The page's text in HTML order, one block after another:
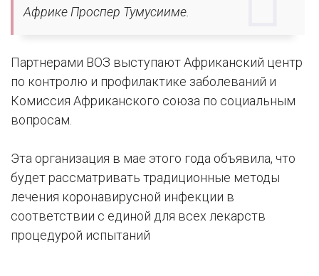
Африке Проспер Тумусииме.
Партнерами ВОЗ выступают Африканский центр
по контролю и профилактике заболеваний и
Комиссия Африканского союза по социальным
вопросам.
Эта организация в мае этого года объявила, что
будет рассматривать традиционные методы
лечения коронавирусной инфекции в
соответствии с единой для всех лекарств
процедурой испытаний